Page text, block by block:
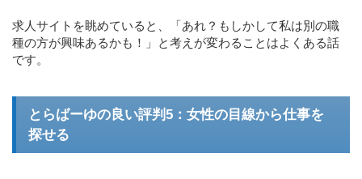
求人サイトを眺めていると、「あれ？もしかして私は別の職
種の方が興味あるかも！」と考えが変わることはよくある話
です。
とらばーゆの良い評判5：女性の目線から仕事を
探せる